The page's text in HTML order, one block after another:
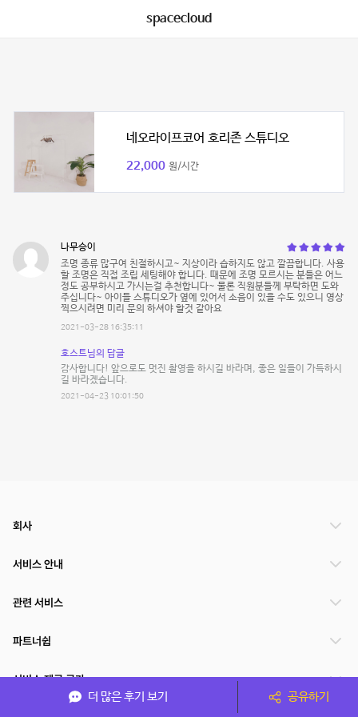
spacecloud
네오라이프코어 호리존 스튜디오
22,000 원/시간
나무승이
조명 종류 많구여 친절하시고~ 지상이라 습하지도 않고 깔끔합니다. 사용
할 조명은 직접 조립 세팅해야 합니다. 때문에 조명 모르시는 분들은 어느
정도 공부하시고 가시는걸 추천합니다~ 물론 직원분들께 부탁하면 도와
주십니다~ 아이들 스튜디오가 옆에 있어서 소음이 있을 수도 있으니 영상
찍으시려면 미리 문의 하셔야 할것 같아요
2021-03-28 16:35:11
호스트님의 답글
감사합니다! 앞으로도 멋진 촬영을 하시길 바라며, 좋은 일들이 가득하시
길 바라겠습니다.
2021-04-23 10:01:50
더 많은 후기 보기 공유하기
회사
서비스 안내
관련 서비스
파트너쉽
서비스 제공 국가